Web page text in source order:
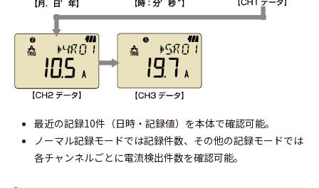
最近の記録10件（日時・記録値）を本体で確認可能。
ノーマル記録モードでは記録件数、その他の記録モードでは
各チャンネルごとに電流検出件数を確認可能。